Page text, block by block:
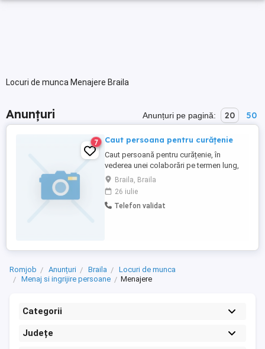
Locuri de munca Menajere Braila
Anunțuri Anunțuri pe pagină: 20 50
7 Caut persoana pentru curățenie
Caut persoană pentru curățenie, în
vederea unei colaborări pe termen lung,
pentru un spatiu de 47 mp2. Îmi doresc
colaborarea cu o persoană serioasă,
responsabilă, atentă la detalii și
punctuală. Ofer seriozitate. Pentru mai
Braila, Braila
26 iulie
Telefon validat
Romjob Anunțuri Braila
Locuri de munca
Menaj si ingrijire persoane
Menajere
Categorii
Județe